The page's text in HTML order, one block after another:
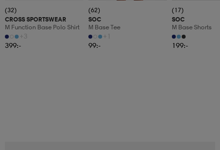
(32)
CROSS SPORTSWEAR
M Function Base Polo Shirt
+3
399:-
(62)
SOC
M Base Tee
+1
99:-
(17)
SOC
M Base Shorts
199:-